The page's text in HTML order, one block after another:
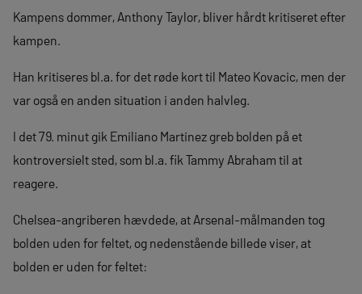
Kampens dommer, Anthony Taylor, bliver hårdt kritiseret efter
kampen.
Han kritiseres bl.a. for det røde kort til Mateo Kovacic, men der
var også en anden situation i anden halvleg.
I det 79. minut gik Emiliano Martinez greb bolden på et
kontroversielt sted, som bl.a. fik Tammy Abraham til at
reagere.
Chelsea-angriberen hævdede, at Arsenal-målmanden tog
bolden uden for feltet, og nedenstående billede viser, at
bolden er uden for feltet: